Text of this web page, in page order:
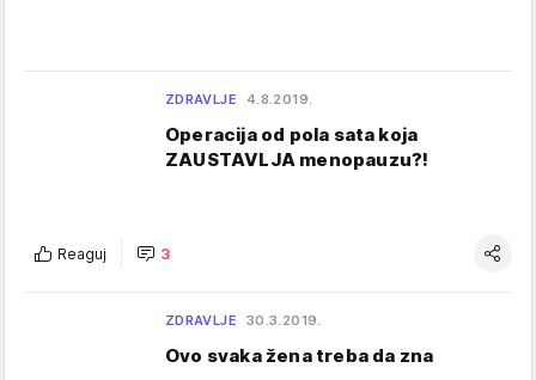
ZDRAVLJE 4.8.2019.
Operacija od pola sata koja
ZAUSTAVLJA menopauzu?!
Reaguj 3
ZDRAVLJE 30.3.2019.
Ovo svaka žena treba da zna